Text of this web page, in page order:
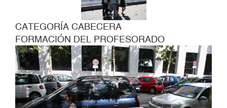
CATEGORÍA CABECERA
FORMACIÓN DEL PROFESORADO